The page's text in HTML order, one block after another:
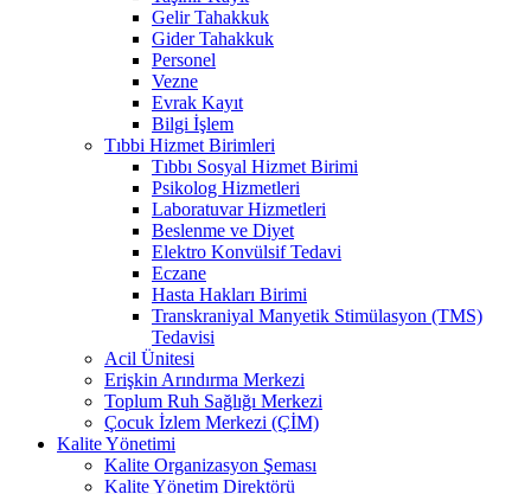
Gelir Tahakkuk
Gider Tahakkuk
Personel
Vezne
Evrak Kayıt
Bilgi İşlem
Tıbbi Hizmet Birimleri
Tıbbı Sosyal Hizmet Birimi
Psikolog Hizmetleri
Laboratuvar Hizmetleri
Beslenme ve Diyet
Elektro Konvülsif Tedavi
Eczane
Hasta Hakları Birimi
Transkraniyal Manyetik Stimülasyon (TMS)
Tedavisi
Acil Ünitesi
Erişkin Arındırma Merkezi
Toplum Ruh Sağlığı Merkezi
Çocuk İzlem Merkezi (ÇİM)
Kalite Yönetimi
Kalite Organizasyon Şeması
Kalite Yönetim Direktörü